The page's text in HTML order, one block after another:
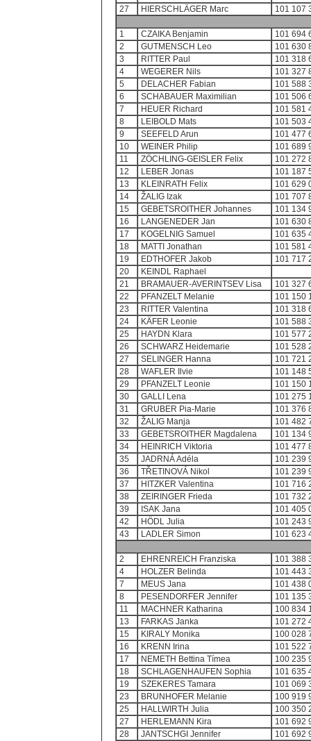
27
HIERSCHLÄGER Marc 101 107
1 CZAIKA Benjamin
101 694
2
GUTMENSCH Leo
101 630
3
RITTER Paul
101 318
4
WEGERER Nils
101 327
5
DELACHER Fabian
101 588
6
SCHABAUER Maximilian
101 506
7
HEUER Richard
101 581
8
LEIBOLD Mats
101 503
9
SEEFELD Arun
101 477
10
WEINER Philip
101 689
11
ZÖCHLING-GEISLER Felix
101 272
12
LEBER Jonas
101 187
13
KLEINRATH Felix
101 629
14
ŽALIG Izak
101 707
15
GEBETSROITHER Johannes
101 134
16
LANGENEDER Jan
101 630
17
KOGELNIG Samuel
101 635
18
MATTI Jonathan
101 581
19
EDTHOFER Jakob
101 717
20
KEINDL Raphael
21
BRAMAUER-AVERINTSEV Lisa
101 327
22
PFANZELT Melanie
101 150
23
RITTER Valentina
101 318
24
KÄFER Leonie
101 588
25
HAYDN Klara
101 577
26
SCHWARZ Heidemarie
101 528
27
SELINGER Hanna
101 721
28
WAFLER Ilvie
101 148
29
PFANZELT Leonie
101 150
30
GALLI Lena
101 275
31
GRUBER Pia-Marie
101 376
32
ŽALIG Manja
101 482
33
GEBETSROITHER Magdalena
101 134
34
HEINRICH Viktoria
101 477
35
JADRNÁ Adéla
101 239
36
TŘETINOVÁ Nikol
101 239
37
HITZKER Valentina
101 716
38
ZEIRINGER Frieda
101 732
39
ISAK Jana
101 405
42
HÖDL Julia
101 243
43
LADLER Simon 101 623
2 EHRENREICH Franziska
101 388
4
HOLZER Belinda
101 443
7
MEUS Jana
101 438
8
PESENDORFER Jennifer
101 135
11
MACHNER Katharina
100 834
13
FARKAS Janka
101 272
15
KIRALY Monika
100 028
16
KRENN Irina
101 522
17
NEMETH Bettina Tímea
100 235
18
SCHLAGENHAUFEN Sophia
101 635
19
SZEKERES Tamara
101 069
23
BRUNHOFER Melanie
100 919
25
HALLWIRTH Julia
100 350
27
HERLEMANN Kira
101 692
28
JANTSCHGI Jennifer
101 692